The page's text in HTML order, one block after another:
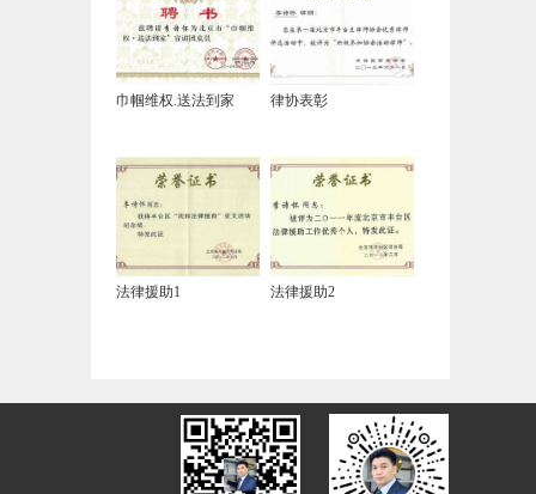
巾帼维权.送法到家 律协表彰
法律援助1 法律援助2